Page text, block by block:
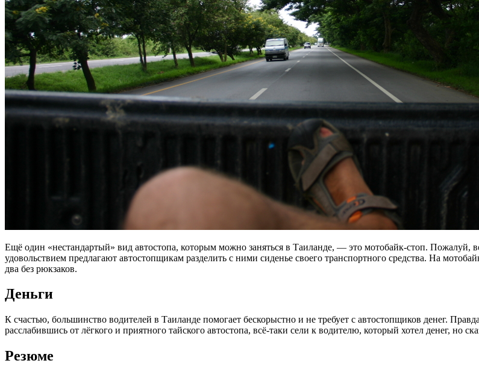
Ещё один «нестандартый» вид автостопа, которым можно заняться в Таиланде, — это мотобайк-стоп. Пожалуй,
удовольствием предлагают автостопщикам разделить с ними сиденье своего транспортного средства. На
два без рюкзаков.
Деньги
К счастью, большинство водителей в Таиланде помогает бескорыстно и не требует с автостопщиков денег.
расслабившись от лёгкого и приятного тайского автостопа, всё-таки сели к водителю, который хотел денег, но
Резюме